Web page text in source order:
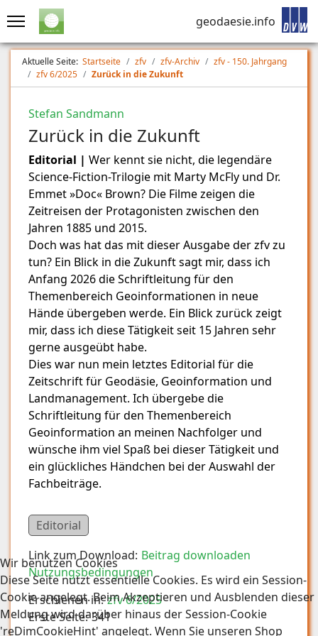
geodaesie.info
Aktuelle Seite: Startseite zfv zfv-Archiv
zfv - 150. Jahrgang
zfv 6/2025
Zurück in die Zukunft
Stefan Sandmann
Zurück in die Zukunft
Editorial | Wer kennt sie nicht, die legendäre
Science-Fiction-Trilogie mit Marty McFly und Dr.
Emmet »Doc« Brown? Die Filme zeigen die
Zeitreisen der Protagonisten zwischen den
Jahren 1885 und 2015.
Doch was hat das mit dieser Ausgabe der zfv zu
tun? Ein Blick in die Zukunft sagt mir, dass ich
Anfang 2026 die Schriftleitung für den
Themenbereich Geoinformationen in neue
Hände übergeben werde. Ein Blick zurück zeigt
mir, dass ich diese Tätigkeit seit 15 Jahren sehr
gerne ausgeübt habe.
Dies war nun mein letztes Editorial für die
Zeitschrift für Geodäsie, Geoinformation und
Landmanagement. Ich übergebe die
Schriftleitung für den Themenbereich
Geoinformation an meinen Nachfolger und
wünsche ihm viel Spaß bei dieser Tätigkeit und
ein glückliches Händchen bei der Auswahl der
Fachbeiträge.
Editorial
Link zum Download: Beitrag downloaden
Nutzungsbedingungen
Erschienen in: zfv 6/2025
Erste Seite: 341
Wir benutzen Cookies
Diese Seite nutzt essentielle Cookies. Es wird ein Session-
Cookie angelegt. Beim Akzeptieren und Ausblenden dieser
Meldung wird darüber hinaus der Session-Cookie
'reDimCookieHint' angelegt. Wenn Sie unseren Shop